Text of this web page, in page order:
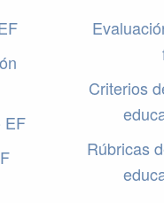
EF
Criterios
Rúbricas